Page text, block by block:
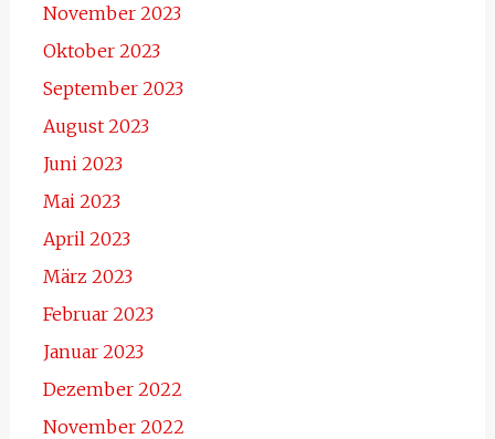
November 2023
Oktober 2023
September 2023
August 2023
Juni 2023
Mai 2023
April 2023
März 2023
Februar 2023
Januar 2023
Dezember 2022
November 2022